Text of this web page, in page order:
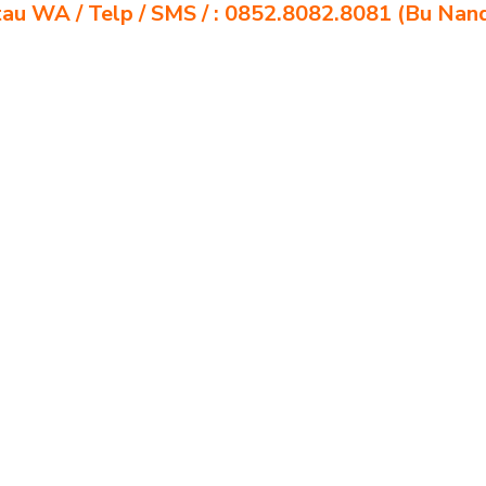
WA / Telp / SMS / : 0852.8082.8081 (Bu